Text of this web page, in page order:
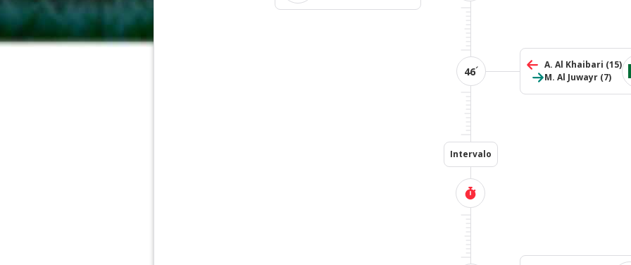
46´ A. Al Khaibari (15)
M. Al Juwayr (7)
Intervalo